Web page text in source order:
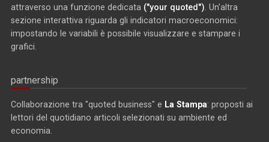
attraverso una funzione dedicata ("your quoted") . Un'altra
sezione interattiva riguarda gli indicatori macroeconomici:
impostando le variabili è possibile visualizzare e stampare i
grafici.
partnership
Collaborazione tra "quoted business" e La Stampa: proposti ai
lettori del quotidiano articoli selezionati su ambiente ed
economia.